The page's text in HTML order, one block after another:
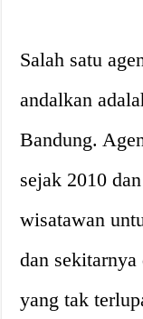
Salah satu
andalkan
Bandung.
sejak 2010
wisatawan
dan sekitarnya
yang tak